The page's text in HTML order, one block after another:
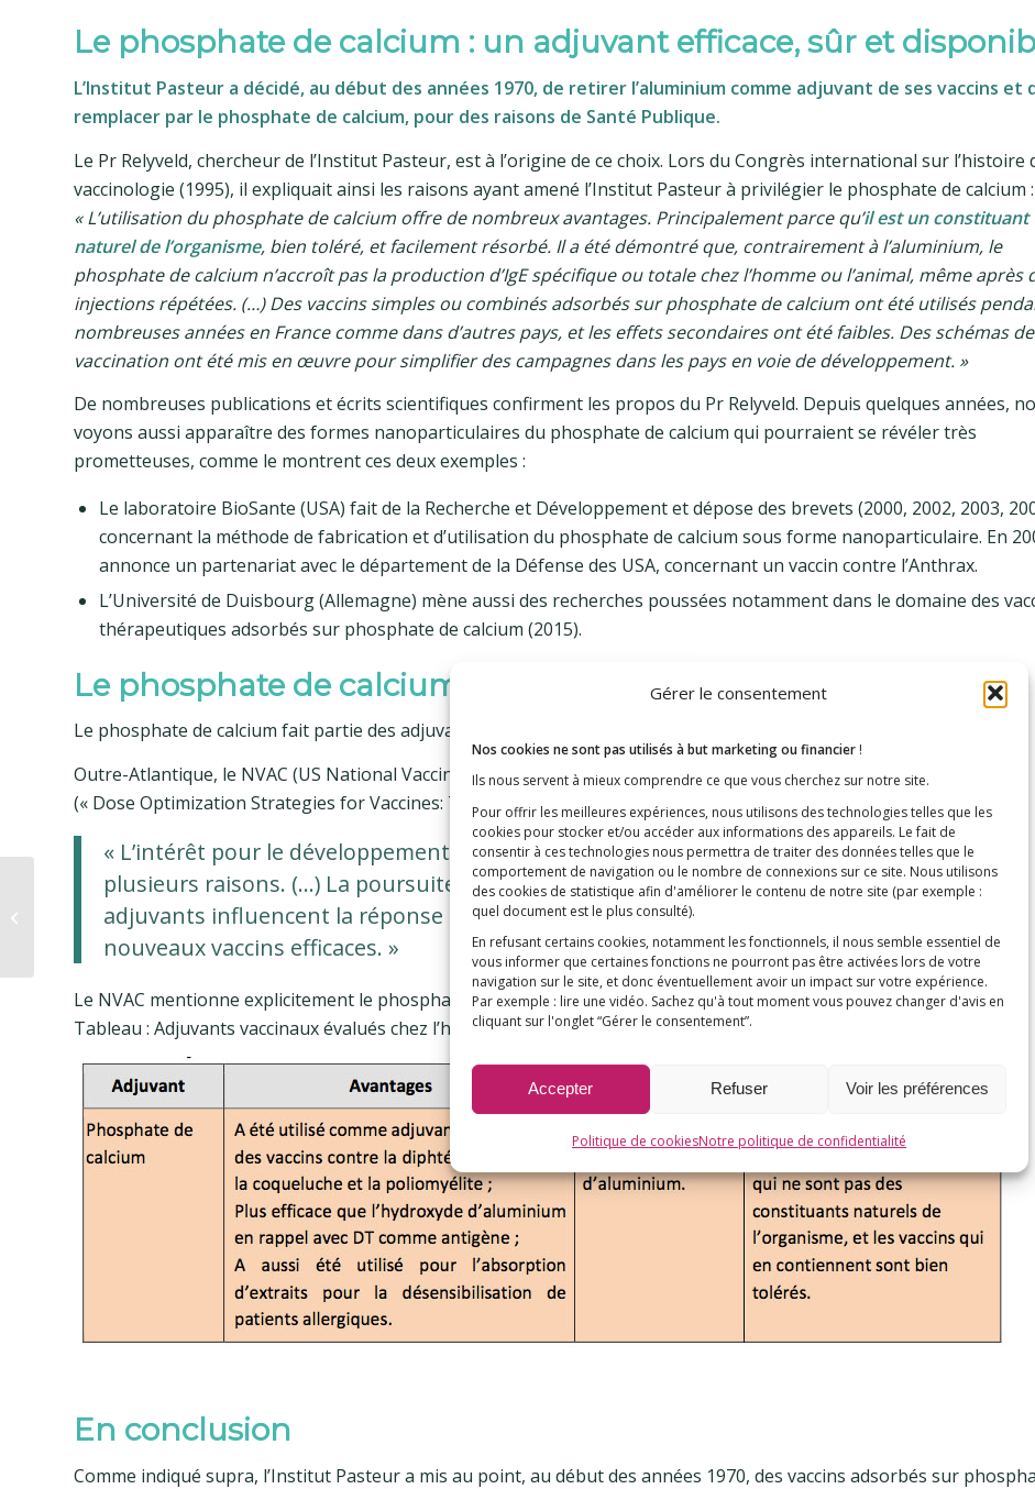
Gérer le consentement
Nos cookies ne sont pas utilisés à but marketing ou financier !
Ils nous servent à mieux comprendre ce que vous cherchez sur notre site.
Pour offrir les meilleures expériences, nous utilisons des technologies telles que les
cookies pour stocker et/ou accéder aux informations des appareils. Le fait de
consentir à ces technologies nous permettra de traiter des données telles que le
comportement de navigation ou le nombre de connexions sur ce site. Nous utilisons
des cookies de statistique afin d'améliorer le contenu de notre site (par exemple :
quel document est le plus consulté).
En refusant certains cookies, notamment les fonctionnels, il nous semble essentiel de
vous informer que certaines fonctions ne pourront pas être activées lors de votre
navigation sur le site, et donc éventuellement avoir un impact sur votre expérience.
Par exemple : lire une vidéo. Sachez qu'à tout moment vous pouvez changer d'avis en
cliquant sur l'onglet “Gérer le consentement”.
Accepter Refuser Voir les préférences
Politique de cookiesNotre politique de confidentialité
Le phosphate de calcium : un adjuvant efficace, sûr et
L’Institut Pasteur a décidé, au début des années 1970, de retirer l’aluminium comme adjuvant de ses vaccins et
remplacer par le phosphate de calcium, pour des raisons de Santé Publique.
Le Pr Relyveld, chercheur de l’Institut Pasteur, est à l’origine de ce choix. Lors du Congrès international sur l’histoire
vaccinologie (1995), il expliquait ainsi les raisons ayant amené l’Institut Pasteur à privilégier le phosphate de calcium :
«L’utilisation du phosphate de calcium offre de nombreux avantages. Principalement parce qu’il est un constituant
naturel de l’organisme, bien toléré, et facilement résorbé. Il a été démontré que, contrairement à l’aluminium, le
phosphate de calcium n’accroît pas la production d’IgE spécifique ou totale chez l’homme ou l’animal, même après
injections répétées. (…) Des vaccins simples ou combinés adsorbés sur phosphate de calcium ont été utilisés
nombreuses années en France comme dans d’autres pays, et les effets secondaires ont été faibles. Des schémas de
vaccination ont été mis en œuvre pour simplifier des campagnes dans les pays en voie de développement. »
De nombreuses publications et écrits scientifiques confirment les propos du Pr Relyveld. Depuis quelques années,
voyons aussi apparaître des formes nanoparticulaires du phosphate de calcium qui pourraient se révéler très
prometteuses, comme le montrent ces deux exemples :
Le laboratoire BioSante (USA) fait de la Recherche et Développement et dépose des brevets (2000, 2002, 2003,
concernant la méthode de fabrication et d’utilisation du phosphate de calcium sous forme nanoparticulaire. En
annonce un partenariat avec le département de la Défense des USA, concernant un vaccin contre l’Anthrax.
L’Université de Duisbourg (Allemagne) mène aussi des recherches poussées notamment dans le domaine des
thérapeutiques adsorbés sur phosphate de calcium (2015).
Le phosphate de calcium : un adjuvant autorisé en Europe
Le phosphate de calcium fait partie des adjuvants autorisés dans la pharmacopée européenne.
Outre-Atlantique, le NVAC (US National Vaccine Advisory Committee) recommande dans son rapport de 2008
(« Dose Optimization Strategies for Vaccines: The Role of Adjuvants and New Technologies ») :
« L’intérêt pour le développement de nouveaux adjuvants vaccinaux s’est accru pour
plusieurs raisons. (…) La poursuite des recherches sur les mécanismes par lesquels les
adjuvants influencent la réponse des cellules T sera la clé pour le développement de
nouveaux vaccins efficaces. »
Le NVAC mentionne explicitement le phosphate de calcium comme alternative possible aux sels d’aluminium :
Tableau : Adjuvants vaccinaux évalués chez l’homme :
En conclusion
Comme indiqué supra, l’Institut Pasteur a mis au point, au début des années 1970, des vaccins adsorbés sur
Gardasil : un vaccin à
suspendre d’urgence